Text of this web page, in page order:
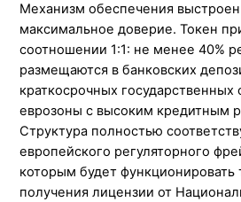
Механизм обеспечения
максимальное доверие. Токен
соотношении 1:1: не менее 40%
размещаются в банковских
краткосрочных государственных
еврозоны с высоким кредитным
Структура полностью
европейского регуляторного
которым будет функционировать
получения лицензии от